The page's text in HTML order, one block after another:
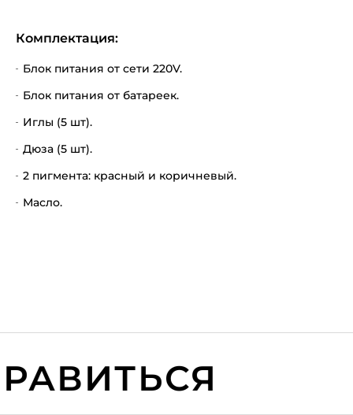
Комплектация:
Блок питания от сети 220V.
Блок питания от батареек.
Иглы (5 шт).
Дюза (5 шт).
2 пигмента: красный и коричневый.
Масло.